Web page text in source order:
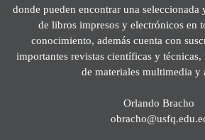
donde pueden encontrar una seleccionada
de libros impresos y electrónicos en
conocimiento, además cuenta con
importantes revistas científicas y técnicas,
de materiales multimedia y
Orlando Bracho